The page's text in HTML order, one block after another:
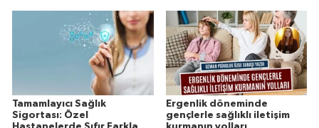
Tamamlayıcı Sağlık
Sigortası: Özel
Ergenlik döneminde
gençlerle sağlıklı iletişim